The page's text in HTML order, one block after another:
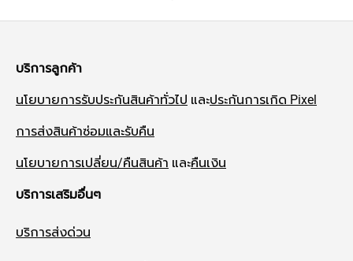
บริการลูกค้า
นโยบายการรับประกันสินค้าทั่วไป และประกันการเกิด Pixel
การส่งสินค้าซ่อมและรับคืน
นโยบายการเปลี่ยน/คืนสินค้า และคืนเงิน
บริการเสริมอื่นๆ
บริการส่งด่วน